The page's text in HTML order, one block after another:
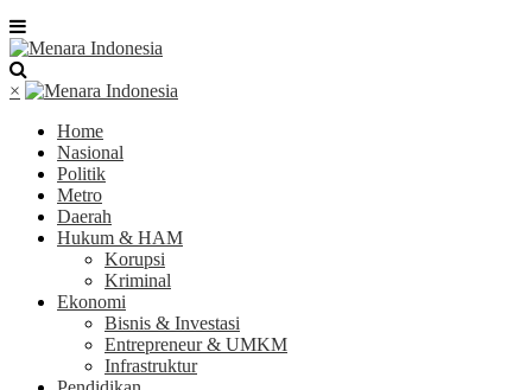
×
Home
Nasional
Politik
Metro
Daerah
Hukum & HAM
Korupsi
Kriminal
Ekonomi
Bisnis & Investasi
Entrepreneur & UMKM
Infrastruktur